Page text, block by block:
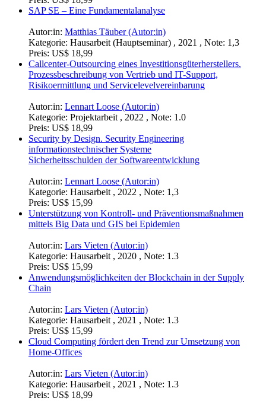
Autor:in:Anonym (Autor:in)
Preis:US$ 15,99
Echtzeituhr DS1302 mit der Ausgabe auf dem 1.8' TFT
Display
Autor:in:Andrej Mironov (Autor:in)
Preis:US$ 18,99
Word Cloud als Visualisierungsinstrument eines
Wortprotokolls einer Nationalratssitzung des österreichischen
Parlaments
Messung der Interpretationsfähigkeit mittels empirischer
Verfahren
Autor:in:Lucas Dinhof (Autor:in)
Kategorie:Projektarbeit , 2022 , Note: 1,0
Preis:US$ 18,99
Autor:in:Matthias Täuber (Autor:in)
Kategorie: Hausarbeit (Hauptseminar) , 2021 , Note: 1,3
Preis:US$ 18,99
Callcenter-Outsourcing eines Investitionsgüterherstellers.
Risikoermittlung und Servicelevelvereinbarung
Kategorie:Projektarbeit , 2022 , Note: 1.0
Preis:US$ 18,99
Security by Design. Security Engineering